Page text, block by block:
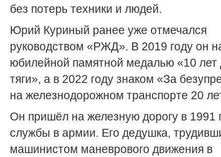
без потерь техники и людей.
Юрий Куриный ранее уже отмечался
руководством «РЖД». В 2019 году он
юбилейной памятной медалью «10 лет
тяги», а в 2022 году знаком «За
на железнодорожном транспорте 20
Он пришёл на железную дорогу в 1991
службы в армии. Его дедушка,
машинистом маневрового движения в